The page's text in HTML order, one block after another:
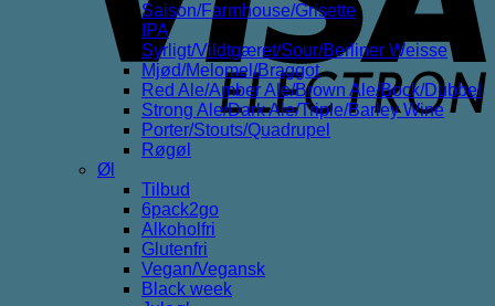
Saison/Farmhouse/Grisette
IPA
Syrligt/Vildtgæret/Sour/Berliner Weisse
Mjød/Melomel/Braggot
Red Ale/Amber Ale/Brown Ale/Bock/Dubbel
Strong Ale/Dark Ale/Triple/Barley Wine
Porter/Stouts/Quadrupel
Røgøl
Øl
Tilbud
6pack2go
Alkoholfri
Glutenfri
Vegan/Vegansk
Black week